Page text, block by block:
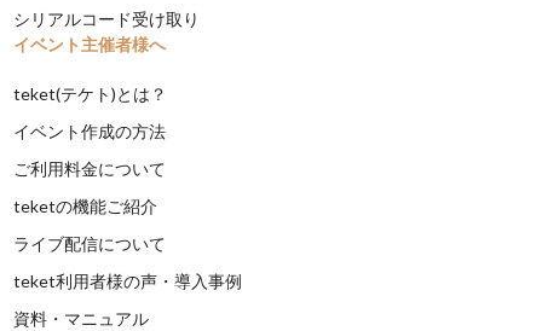
シリアルコード受け取り
イベント主催者様へ
teket(テケト)とは？
イベント作成の方法
ご利用料金について
teketの機能ご紹介
ライブ配信について
teket利用者様の声・導入事例
資料・マニュアル